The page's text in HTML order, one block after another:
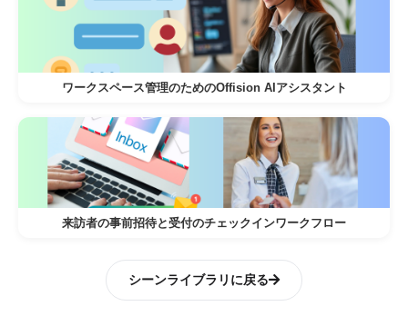
予約した客室にチェックインし忘れた利用
者が、開始時刻から15分以内にチェックイ
このシステムにより、他の人が予約で
きるように部屋が自動的に空けられま
す。
自動リソース予約は、手動プロセスを排除し、
スケジューリングエラーを減らし、オフィスリ
ワークスペース管理のためのOffision AIアシスタント
来訪者の事前招待と受付のチェックインワークフロー
シーンライブラリに戻る